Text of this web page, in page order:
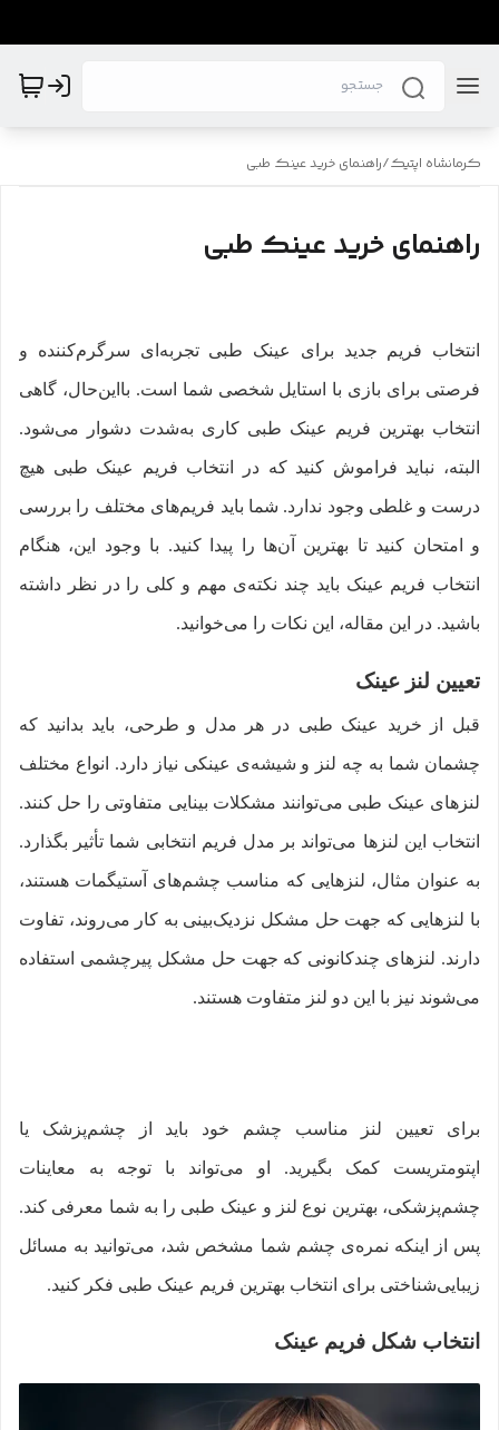
کرمانشاه اپتیک/راهنمای خرید عینک طبی
راهنمای خرید عینک طبی
انتخاب فریم جدید برای عینک طبی تجربه‌ای سرگرم‌کننده و
فرصتی برای بازی با استایل شخصی شما است. بااین‌حال، گاهی
انتخاب بهترین فریم عینک طبی کاری به‌شدت دشوار می‌شود.
البته، نباید فراموش کنید که در انتخاب فریم عینک طبی هیچ
درست و غلطی وجود ندارد. شما باید فریم‌های مختلف را بررسی
و امتحان کنید تا بهترین آن‌ها را پیدا کنید. با وجود این، هنگام
انتخاب فریم عینک باید چند نکته‌ی مهم و کلی را در نظر داشته
باشید. در این مقاله، این نکات را می‌خوانید.
تعیین لنز عینک
قبل از خرید عینک طبی در هر مدل و طرحی، باید بدانید که
چشمان شما به چه لنز و شیشه‌ی عینکی نیاز دارد. انواع مختلف
لنزهای عینک طبی می‌توانند مشکلات بینایی متفاوتی را حل کنند.
انتخاب این لنزها می‌تواند بر مدل فریم انتخابی شما تأثیر بگذارد.
به عنوان مثال، لنزهایی که مناسب چشم‌های آستیگمات هستند،
با لنزهایی که جهت حل مشکل نزدیک‌بینی به کار می‌روند، تفاوت
دارند. لنزهای چندکانونی که جهت حل مشکل پیرچشمی استفاده
می‌شوند نیز با این دو لنز متفاوت هستند.
برای تعیین لنز مناسب چشم خود باید از چشم‌پزشک یا
اپتومتریست کمک بگیرید. او می‌تواند با توجه به معاینات
چشم‌پزشکی، بهترین نوع لنز و عینک طبی را به شما معرفی کند.
پس از اینکه نمره‌ی چشم شما مشخص شد، می‌توانید به مسائل
زیبایی‌شناختی برای انتخاب بهترین فریم عینک طبی فکر کنید.
انتخاب شکل فریم عینک